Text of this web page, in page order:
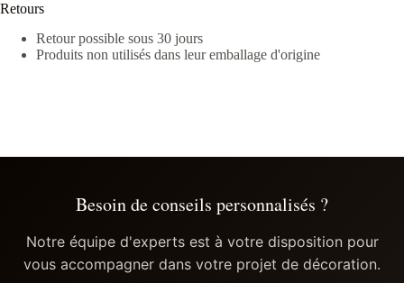
Retours
Retour possible sous 30 jours
Produits non utilisés dans leur emballage d'origine
Besoin de conseils personnalisés ?
Notre équipe d'experts est à votre disposition pour
vous accompagner dans votre projet de décoration.